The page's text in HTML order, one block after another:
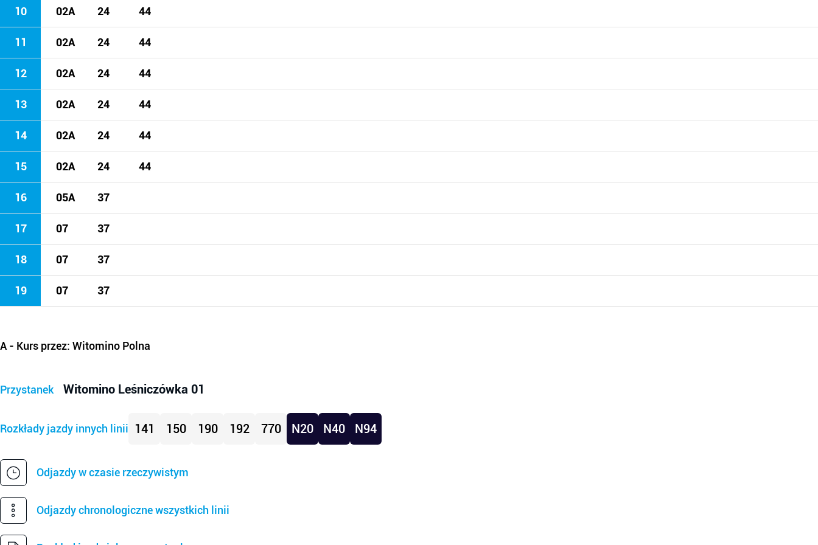
10 02A 24 44
11 02A 24 44
12 02A 24 44
13 02A 24 44
14 02A 24 44
15 02A 24 44
16 05A 37
17 07 37
18 07 37
19 07 37
A - Kurs przez: Witomino Polna
Przystanek Witomino Leśniczówka 01
Rozkłady jazdy innych linii 141 150 190 192 770 N20 N40 N94
Odjazdy w czasie rzeczywistym
Odjazdy chronologiczne wszystkich linii